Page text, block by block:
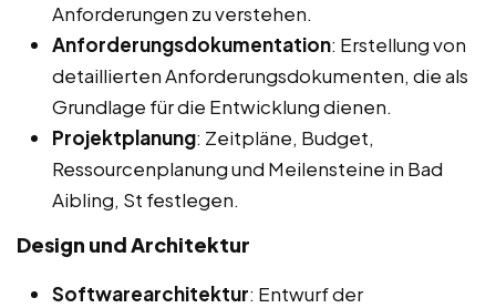
Anforderungen zu verstehen.
Anforderungsdokumentation: Erstellung von
detaillierten Anforderungsdokumenten, die als
Grundlage für die Entwicklung dienen.
Projektplanung: Zeitpläne, Budget,
Ressourcenplanung und Meilensteine in Bad
Aibling, St festlegen.
Design und Architektur
Softwarearchitektur: Entwurf der